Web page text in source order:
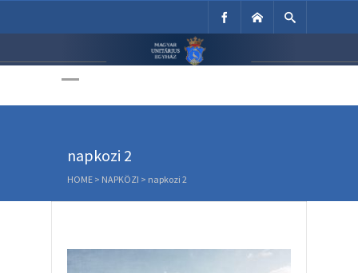
Unitárius Egyház
napkozi 2
HOME > NAPKÖZI > napkozi 2